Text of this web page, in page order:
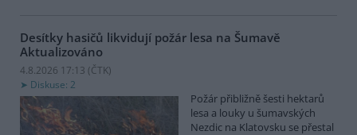
Desítky hasičů likvidují požár lesa na Šumavě
Aktualizováno
4.8.2026 17:13 (ČTK)
Diskuse: 2
Požár přibližně šesti hektarů
lesa a louky u šumavských
Nezdic na Klatovsku se přestal